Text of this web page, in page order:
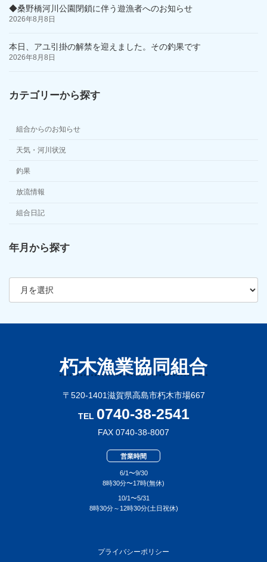
◆桑野橋河川公園閉鎖に伴う遊漁者へのお知らせ
2026年8月8日
本日、アユ引掛の解禁を迎えました。その釣果です
2026年8月8日
カテゴリーから探す
組合からのお知らせ
天気・河川状況
釣果
放流情報
組合日記
年月から探す
ア
朽木漁業協同組合
〒520-1401滋賀県高島市朽木市場667
TEL 0740-38-2541
FAX 0740-38-8007
営業時間
6/1〜9/30
8時30分〜17時(無休)
10/1〜5/31
8時30分～12時30分(土日祝休)
プライバシーポリシー